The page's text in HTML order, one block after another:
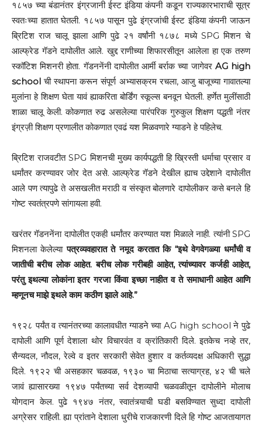
१८५७ च्या बंडानंतर इंग्रजानी ईस्ट इंडिया कंपनी कडून राज्यकारभाराची सूत्र
स्वतःच्या हातात घेतली. १८५७ पासून पुढे इंग्रजांची ईस्ट इंडिया कंपनी जाऊन
ब्रिटिश राज चालू झाला आणि पुढे २१ वर्षांनी १८७८ मध्ये SPG मिशन चे
आल्फ्रेड गॅडने दापोलीत आले. खुद्द राणीच्या शिफारसीतून आलेला हा एक तरुण
स्कॉटिश मिशनरी होता. गॅडननेंनी दापोलीत आर्मी बर्राक च्या जागेवर AG high
school ची स्थापना करून संपूर्ण अभ्यासक्रम रचला, आजु बाजूच्या गावातल्या
मुलांना हे शिक्षण घेता यावं ह्याकरिता बोर्डिंग स्कूल्स बनवून घेतली. हर्णेत मुलींसाठी
शाळा चालू केली. कोकणात रुढ असलेल्या पारंपरिक गुरुकुल शिक्षण पद्धती नंतर
इंग्रज़ी शिक्षण प्रणालीत कोकणात एवढं यश मिळवणारे ग्याडने हे पहिलेच.
ब्रिटिश राजवटीत SPG मिशनची मुख्य कार्यपद्धती हि ख्रिस्ती धर्माचा प्रसार व
धर्मांतर करण्यावर जोर देत असे. आल्फ्रेड गॅडने देखील ह्याच उद्देशाने दापोलीत
आले पण त्यापुढे ते असखलीत मराठी व संस्कृत बोलणारे दापोलीकर कसे बनले हि
गोष्ट स्वतंत्रपणे सांगायला हवी.
खरंतर गॅडननेंना दापोलीत एकही धर्मांतर करण्यात यश मिळाले नाही. त्यांनी SPG
मिशनला केलेल्यापत्रव्यवहारात ते नमूद करतात कि “इथे वेगवेगळ्या धर्मांची व
जातीची बरीच लोक आहेत. बरीच लोक गरीबही आहेत, त्यांच्यावर कर्जही आहेत,
परंतु इथल्या लोकांना इतर गरजा किंवा इच्छा नाहीत व ते समाधानी आहेत आणि
म्हणूनच माझे इथले काम कठीण झाले आहे.”
१९२८ पर्यंत व त्यानंतरच्या कालावधीत ग्याडने च्या AG high school ने पुढे
दापोली आणि पूर्ण देशाला थोर विचारवंत व क्रांतिकारी दिले. इतकेच नव्हे तर,
सैन्यदल, नौदल, रेल्वे व इतर सरकारी सेवेत हुशार व कर्तव्यदक्ष अधिकारी सुद्धा
दिले. १९२२ ची असहकार चळवळ, १९३० चा मिठाचा सत्याग्रह, ४२ ची चले
जावं ह्यासारख्या १९४७ पर्यंतच्या सर्व देशव्यापी चळवळीतून दापोलीने मोलाच
योगदान केल. पुढे १९४७ नंतर, स्वातंत्र्याची घडी बसविण्यात सुध्दा दापोली
अग्रेसर राहिली. ह्या प्रांताने देशाला धुरीचे राजकारणी दिले हि गोष्ट आजतायागत